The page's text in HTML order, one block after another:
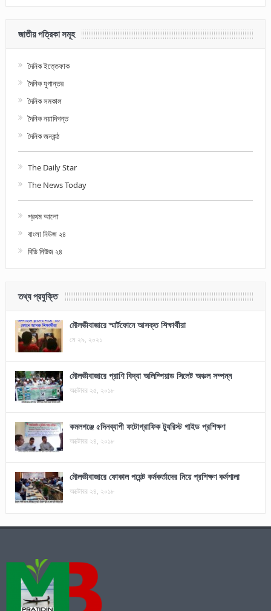
জাতীয় পত্রিকা সমূহ
দৈনিক ইত্তেফাক
দৈনিক যুগান্তর
দৈনিক সমকাল
দৈনিক নয়াদিগন্ত
দৈনিক জনকন্ঠ
The Daily Star
The News Today
প্রথম আলো
বাংলা নিউজ ২৪
বিডি নিউজ ২৪
তথ্য প্রযুক্তি
মৌলভীবাজারে স্মার্টফোনে আসক্ত শিক্ষার্থীরা
মে ২৯, ২০২১
মৌলভীবাজারে প্রাণি বিদ্যা অলিম্পিয়াড সিলেট অঞ্চল সম্পন্ন
অক্টোবর ২৫, ২০১৮
কমলগঞ্জে ৫দিনব্যাপী ফটোগ্রাফিক ট্যুরিস্ট গাইড প্রশিক্ষণ
অক্টোবর ২৪, ২০১৮
মৌলভীবাজারে ফোকাল পয়েন্ট কর্মকর্তাদের নিয়ে প্রশিক্ষণ কর্মশালা
অক্টোবর ২৪, ২০১৮